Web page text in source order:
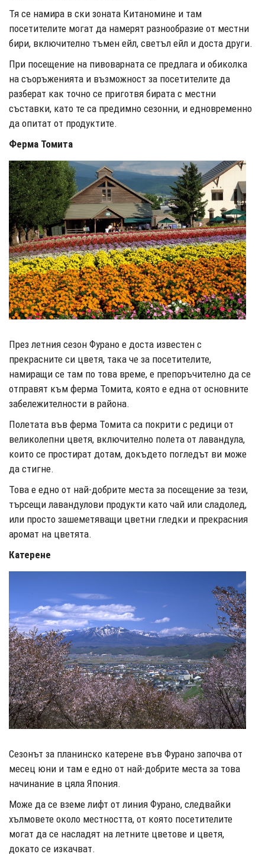
Тя се намира в ски зоната Китаномине и там
посетителите могат да намерят разнообразие от местни
бири, включително тъмен ейл, светъл ейл и доста други.
При посещение на пивоварната се предлага и обиколка
на съоръженията и възможност за посетителите да
разберат как точно се приготвя бирата с местни
съставки, като те са предимно сезонни, и едновременно
да опитат от продуктите.
Ферма Томита
През летния сезон Фурано е доста известен с
прекрасните си цветя, така че за посетителите,
намиращи се там по това време, е препоръчително да се
отправят към ферма Томита, която е една от основните
забележителности в района.
Полетата във ферма Томита са покрити с редици от
великолепни цветя, включително полета от лавандула,
които се простират дотам, докъдето погледът ви може
да стигне.
Това е едно от най-добрите места за посещение за тези,
търсещи лавандулови продукти като чай или сладолед,
или просто зашеметяващи цветни гледки и прекрасния
аромат на цветята.
Катерене
Сезонът за планинско катерене във Фурано започва от
месец юни и там е едно от най-добрите места за това
начинание в цяла Япония.
Може да се вземе лифт от линия Фурано, следвайки
хълмовете около местността, от която посетителите
могат да се насладят на летните цветове и цветя,
докато се изкачват.